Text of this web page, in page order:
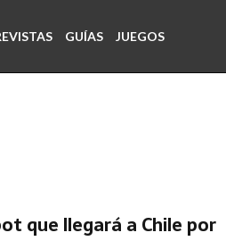
GUÍAS JUEGOS
que llegará a Chile por